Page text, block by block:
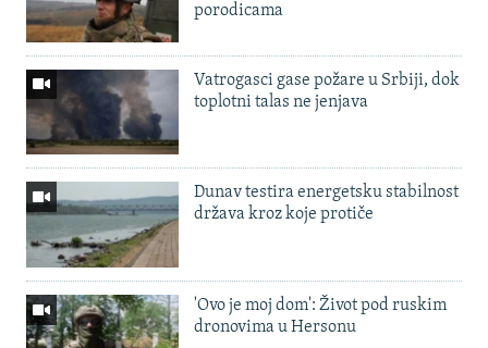
porodicama
Vatrogasci gase požare u Srbiji, dok
toplotni talas ne jenjava
Dunav testira energetsku stabilnost
država kroz koje protiče
'Ovo je moj dom': Život pod ruskim
dronovima u Hersonu